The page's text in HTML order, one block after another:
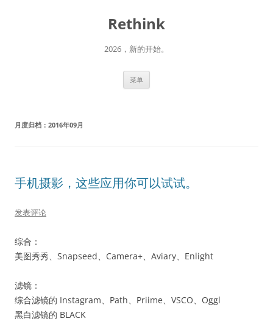
Rethink
2026，新的开始。
菜单
月度归档： 2016年09月
手机摄影，这些应用你可以试试。
发表评论
综合：
美图秀秀、Snapseed、Camera+、Aviary、Enlight
滤镜：
综合滤镜的 Instagram、Path、Priime、VSCO、Oggl
黑白滤镜的 BLACK